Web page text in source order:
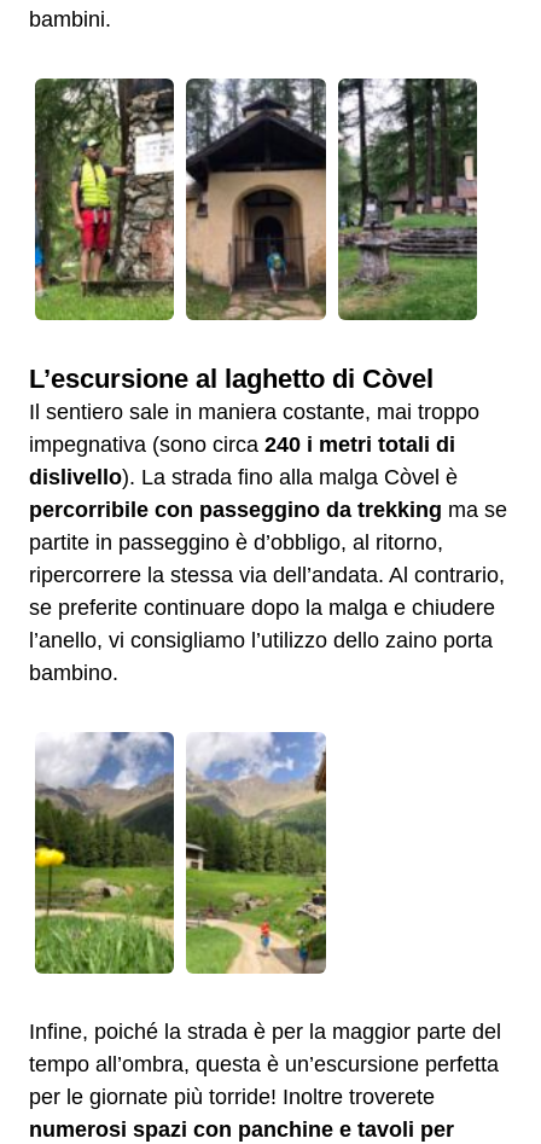
bambini.
L’escursione al laghetto di Còvel
Il sentiero sale in maniera costante, mai troppo
impegnativa (sono circa 240 i metri totali di
dislivello). La strada fino alla malga Còvel è
percorribile con passeggino da trekking ma se
partite in passeggino è d’obbligo, al ritorno,
ripercorrere la stessa via dell’andata. Al contrario,
se preferite continuare dopo la malga e chiudere
l’anello, vi consigliamo l’utilizzo dello zaino porta
bambino.
Infine, poiché la strada è per la maggior parte del
tempo all’ombra, questa è un’escursione perfetta
per le giornate più torride! Inoltre troverete
numerosi spazi con panchine e tavoli per